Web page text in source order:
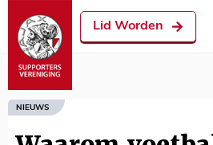
Lid Worden
NIEUWS